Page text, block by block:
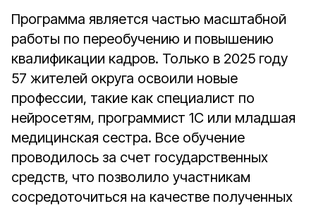
Программа является частью масштабной
работы по переобучению и повышению
квалификации кадров. Только в 2025 году
57 жителей округа освоили новые
профессии, такие как специалист по
нейросетям, программист 1С или младшая
медицинская сестра. Все обучение
проводилось за счет государственных
средств, что позволило участникам
сосредоточиться на качестве полученных